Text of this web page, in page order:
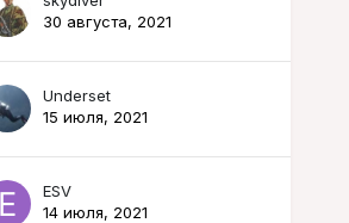
30 августа, 2021
Underset
15 июля, 2021
ESV
14 июля, 2021